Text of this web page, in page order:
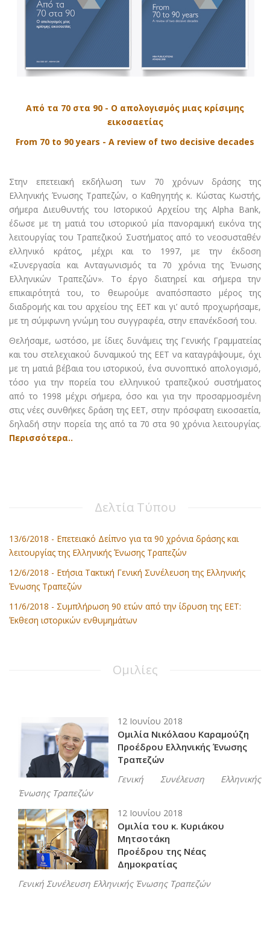
Από τα 70 στα 90 - Ο απολογισμός μιας κρίσιμης
εικοσαετίας
From 70 to 90 years - A review of two decisive decades
Στην επετειακή εκδήλωση των 70 χρόνων δράσης της
Ελληνικής Ένωσης Τραπεζών, ο Καθηγητής κ. Κώστας Κωστής,
σήμερα Διευθυντής του Ιστορικού Αρχείου της Alpha Bank,
έδωσε με τη ματιά του ιστορικού μία πανοραμική εικόνα της
λειτουργίας του Τραπεζικού Συστήματος από το νεοσυσταθέν
ελληνικό κράτος, μέχρι και το 1997, με την έκδοση
«Συνεργασία και Ανταγωνισμός τα 70 χρόνια της Ένωσης
Ελληνικών Τραπεζών». Το έργο διατηρεί και σήμερα την
επικαιρότητά του, το θεωρούμε αναπόσπαστο μέρος της
διαδρομής και του αρχείου της ΕΕΤ και γι’ αυτό προχωρήσαμε,
με τη σύμφωνη γνώμη του συγγραφέα, στην επανέκδοσή του.
Θελήσαμε, ωστόσο, με ίδιες δυνάμεις της Γενικής Γραμματείας
και του στελεχιακού δυναμικού της ΕΕΤ να καταγράψουμε, όχι
με τη ματιά βέβαια του ιστορικού, ένα συνοπτικό απολογισμό,
τόσο για την πορεία του ελληνικού τραπεζικού συστήματος
από το 1998 μέχρι σήμερα, όσο και για την προσαρμοσμένη
στις νέες συνθήκες δράση της ΕΕΤ, στην πρόσφατη εικοσαετία,
δηλαδή στην πορεία της από τα 70 στα 90 χρόνια λειτουργίας.
Περισσότερα..
Δελτία Τύπου
13/6/2018 - Επετειακό Δείπνο για τα 90 χρόνια δράσης και
λειτουργίας της Ελληνικής Ένωσης Τραπεζών
12/6/2018 - Ετήσια Τακτική Γενική Συνέλευση της Ελληνικής
Ένωσης Τραπεζών
11/6/2018 - Συμπλήρωση 90 ετών από την ίδρυση της ΕΕΤ:
Έκθεση ιστορικών ενθυμημάτων
Ομιλίες
12 Ιουνίου 2018
Ομιλία Νικόλαου Καραμούζη
Προέδρου Ελληνικής Ένωσης
Τραπεζών
Γενική Συνέλευση Ελληνικής
Ένωσης Τραπεζών
12 Ιουνίου 2018
Ομιλία του κ. Κυριάκου
Μητσοτάκη
Προέδρου της Νέας
Δημοκρατίας
Γενική Συνέλευση Ελληνικής Ένωσης Τραπεζών